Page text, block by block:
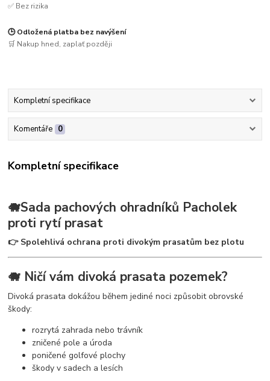
✅ Bez rizika
🕒 Odložená platba bez navýšení
🛒 Nakup hned, zaplať později
Kompletní specifikace
Komentáře 0
Kompletní specifikace
🐗Sada pachových ohradníků Pacholek
proti rytí prasat
👉 Spolehlivá ochrana proti divokým prasatům bez plotu
🐗 Ničí vám divoká prasata pozemek?
Divoká prasata dokážou během jediné noci způsobit obrovské
škody:
rozrytá zahrada nebo trávník
zničené pole a úroda
poničené golfové plochy
škody v sadech a lesích